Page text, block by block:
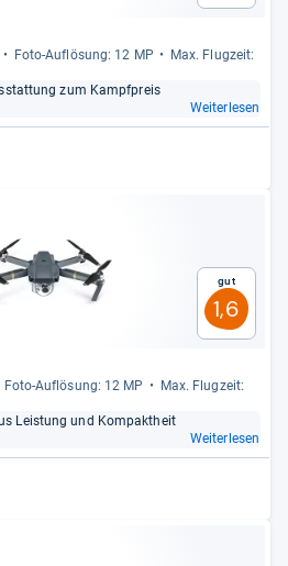
Foto-​Auf­lö­sung: 12 MP
Max. Flug­zeit:
zum Kampf­preis
Weiterlesen
Gut
1,6
Foto-​Auf­lö­sung: 12 MP
Max. Flug­zeit:
Leis­tung und Kom­pakt­heit
Weiterlesen